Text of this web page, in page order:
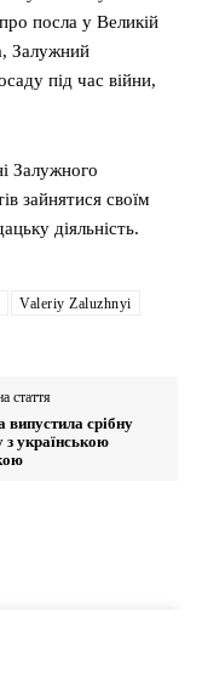
посла у Великій
Залужний
під час війни,
Залужного
зайнятися своїм
діяльність.
Valeriy Zaluzhnyi
стаття
випустила срібну
з українською